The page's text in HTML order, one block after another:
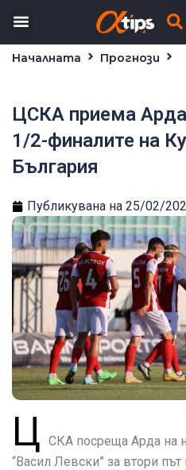
Началната
Прогнози
ЦСКА приема
1/2-финалите на
България
Публикувана на 25/02/
Ц СКА посреща Арда на
“Васил Левски” за втори